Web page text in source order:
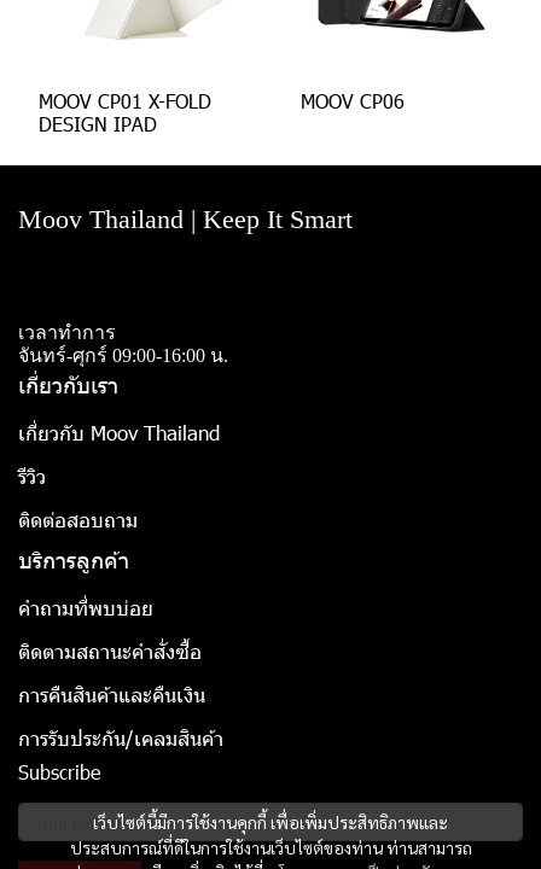
MOOV CP01 X-FOLD
DESIGN IPAD
MOOV CP06
เว็บไซต์นี้มีการใช้งานคุกกี้ เพื่อเพิ่มประสิทธิภาพและ
ประสบการณ์ที่ดีในการใช้งานเว็บไซต์ของท่าน ท่านสามารถ
Moov Thailand | Keep It Smart
เวลาทำการ
จันทร์-ศุกร์ 09:00-16:00 น.
เกี่ยวกับเรา
เกี่ยวกับ Moov Thailand
รีวิว
ติดต่อสอบถาม
บริการลูกค้า
คำถามที่พบบ่อย
ติดตามสถานะคำสั่งซื้อ
การคืนสินค้าและคืนเงิน
การรับประกัน/เคลมสินค้า
Subscribe